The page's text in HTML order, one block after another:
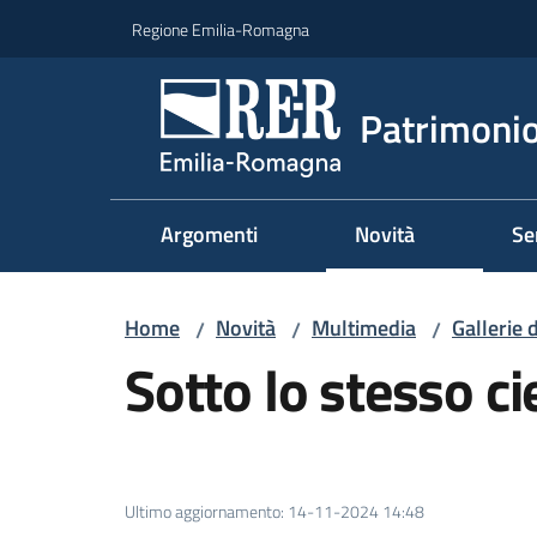
Regione Emilia-Romagna
Argomenti Novità
Home / Novità / Multimedia / Gallerie
Sotto lo stesso
Ultimo aggiornamento: 14-11-2024 14:48